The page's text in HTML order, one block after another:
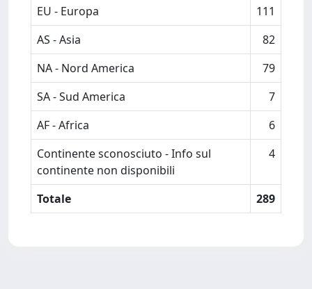
EU - Europa
111
AS - Asia
82
NA - Nord America
79
SA - Sud America
7
AF - Africa
6
Continente sconosciuto - Info sul
continente non disponibili
4
Totale 289